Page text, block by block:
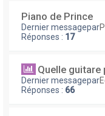
Piano de Prince
Dernier messagepar
Réponses : 17
Quelle
Dernier messagepar
Réponses : 66